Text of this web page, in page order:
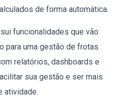
de forma automática.
funcionalidades que vão
para uma gestão de frotas
relatórios, dashboards e
sua gestão e ser mais
atividade.